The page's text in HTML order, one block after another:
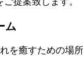
ム
を癒すための場